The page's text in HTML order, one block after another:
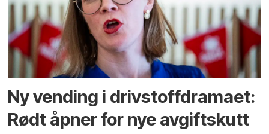
Ny vending i drivstoffdramaet:
Rødt åpner for nye avgiftskutt